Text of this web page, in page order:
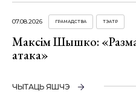
07.08.2026 ГРАМАДСТВА ТЭАТР
Максім Шышко:
атака»
ЧЫТАЦЬ ЯШЧЭ